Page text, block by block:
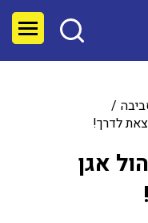
לדרך!
אגן